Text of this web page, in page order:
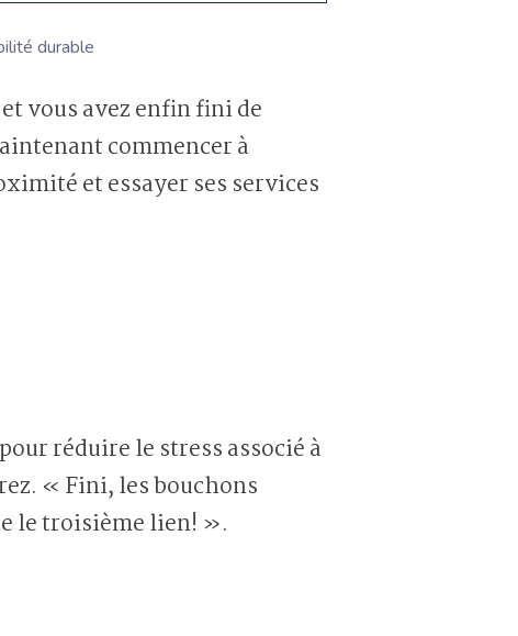
durable
commencer à
et essayer ses services
réduire le stress associé à
« Fini, les bouchons
le troisième lien! ».